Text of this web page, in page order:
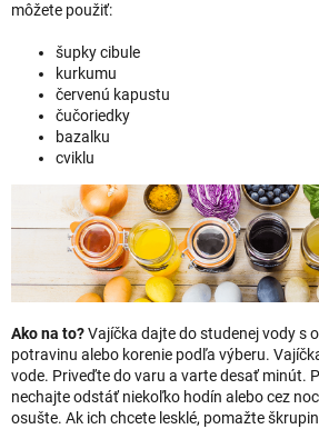
môžete použiť:
šupky cibule
kurkumu
červenú kapustu
čučoriedky
bazalku
cviklu
Ako na to?Vajíčka dajte do studenej vody s
potravinu alebo korenie podľa výberu.
vode. Priveďte do varu a varte desať minút.
nechajte odstáť niekoľko hodín alebo cez
osušte. Ak ich chcete lesklé, pomažte